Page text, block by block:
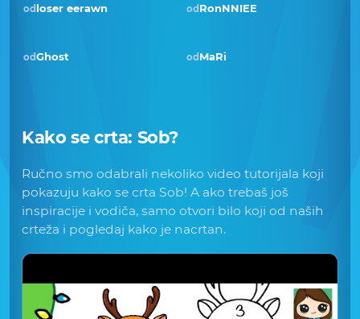
od loser eerawn od RonNNIEE
odGhost od MaRi
Kako se crta: Sob?
Ručno smo odabrali nekoliko video tutorijala koji
pokazuju kako se crta Sob! A ako trebaš još
inspiracije i vodiča, samo otvori bilo koji od naših
crteža i pogledaj kako je nacrtan.